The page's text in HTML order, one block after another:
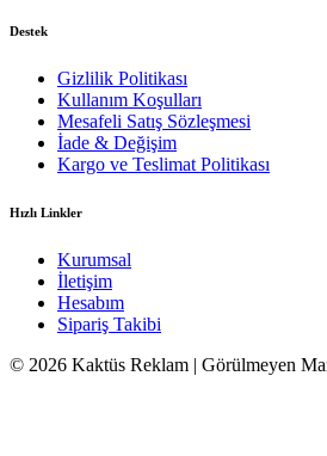
Destek
Gizlilik Politikası
Kullanım Koşulları
Mesafeli Satış Sözleşmesi
İade & Değişim
Kargo ve Teslimat Politikası
Hızlı Linkler
Kurumsal
İletişim
Hesabım
Sipariş Takibi
© 2026 Kaktüs Reklam | Görülmeyen